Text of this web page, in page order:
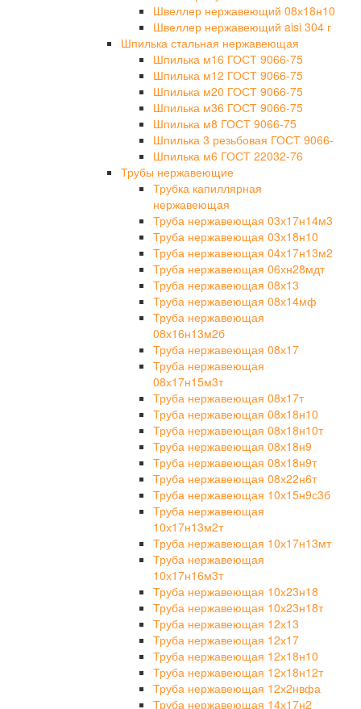
Швеллер нержавеющий 08х18н10
Швеллер нержавеющий aisi 304 г
Шпилька стальная нержавеющая
Шпилька м16 ГОСТ 9066-75
Шпилька м12 ГОСТ 9066-75
Шпилька м20 ГОСТ 9066-75
Шпилька м36 ГОСТ 9066-75
Шпилька м8 ГОСТ 9066-75
Шпилька 3 резьбовая ГОСТ 9066-
Шпилька м6 ГОСТ 22032-76
Трубы нержавеющие
Трубка капиллярная
нержавеющая
Труба нержавеющая 03х17н14м3
Труба нержавеющая 03х18н10
Труба нержавеющая 04х17н13м2
Труба нержавеющая 06хн28мдт
Труба нержавеющая 08х13
Труба нержавеющая 08х14мф
Труба нержавеющая
08х16н13м2б
Труба нержавеющая 08х17
Труба нержавеющая
08х17н15м3т
Труба нержавеющая 08х17т
Труба нержавеющая 08х18н10
Труба нержавеющая 08х18н10т
Труба нержавеющая 08х18н9
Труба нержавеющая 08х18н9т
Труба нержавеющая 08х22н6т
Труба нержавеющая 10х15н9с3б
Труба нержавеющая
10х17н13м2т
Труба нержавеющая 10х17н13мт
Труба нержавеющая
10х17н16м3т
Труба нержавеющая 10х23н18
Труба нержавеющая 10х23н18т
Труба нержавеющая 12х13
Труба нержавеющая 12х17
Труба нержавеющая 12х18н10
Труба нержавеющая 12х18н12т
Труба нержавеющая 12х2нвфа
Труба нержавеющая 14х17н2